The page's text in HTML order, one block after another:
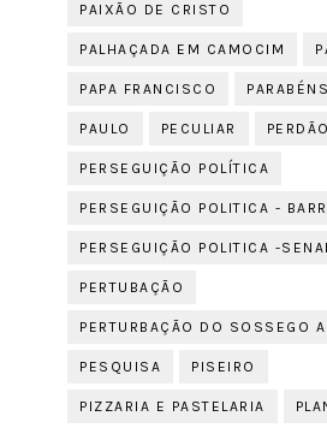
PAIXÃO DE CRISTO
PALHAÇADA EM CAMOCIM
PAPA FRANCISCO PARABÉNS
PAULO PECULIAR PERDÃO
PERSEGUIÇÃO POLÍTICA
PERSEGUIÇÃO POLITICA -
PERSEGUIÇÃO POLITICA -
PERTUBAÇÃO
PERTURBAÇÃO DO SOSSEGO
PESQUISA PISEIRO
PIZZARIA E PASTELARIA